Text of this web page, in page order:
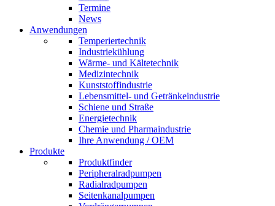
Termine
News
Anwendungen
Temperiertechnik
Industriekühlung
Wärme- und Kältetechnik
Medizintechnik
Kunststoffindustrie
Lebensmittel- und Getränkeindustrie
Schiene und Straße
Energietechnik
Chemie und Pharmaindustrie
Ihre Anwendung / OEM
Produkte
Produktfinder
Peripheralradpumpen
Radialradpumpen
Seitenkanalpumpen